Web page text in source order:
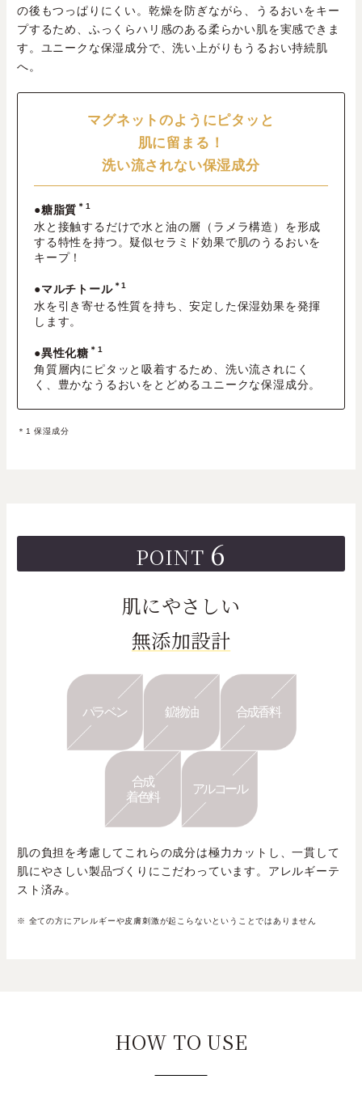
の後もつっぱりにくい。乾燥を防ぎながら、うるおいをキー
プするため、ふっくらハリ感のある柔らかい肌を実感できま
す。ユニークな保湿成分で、洗い上がりもうるおい持続肌
へ。
マグネットのようにピタッと
肌に留まる！
洗い流されない保湿成分
●糖脂質 ＊1
水と接触するだけで水と油の層（ラメラ構造）を形成
する特性を持つ。疑似セラミド効果で肌のうるおいを
キープ！
●マルチトール ＊1
水を引き寄せる性質を持ち、安定した保湿効果を発揮
します。
●異性化糖 ＊1
角質層内にピタッと吸着するため、洗い流されにく
く、豊かなうるおいをとどめるユニークな保湿成分。
＊1 保湿成分
POINT 6
肌にやさしい
無添加設計
パラベン 鉱物油 合成香料
合成
着色料
アルコール
肌の負担を考慮してこれらの成分は極力カットし、一貫して
肌にやさしい製品づくりにこだわっています。アレルギーテ
スト済み。
※ 全ての方にアレルギーや皮膚刺激が起こらないということではありません
HOW TO USE